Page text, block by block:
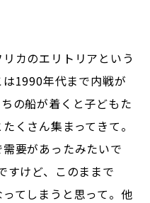
カのエリトリアという
1990年代まで内戦が
の船が着くと子どもた
くさん集まってきて。
要があったみたいで
すけど、このままで
てしまうと思って。他